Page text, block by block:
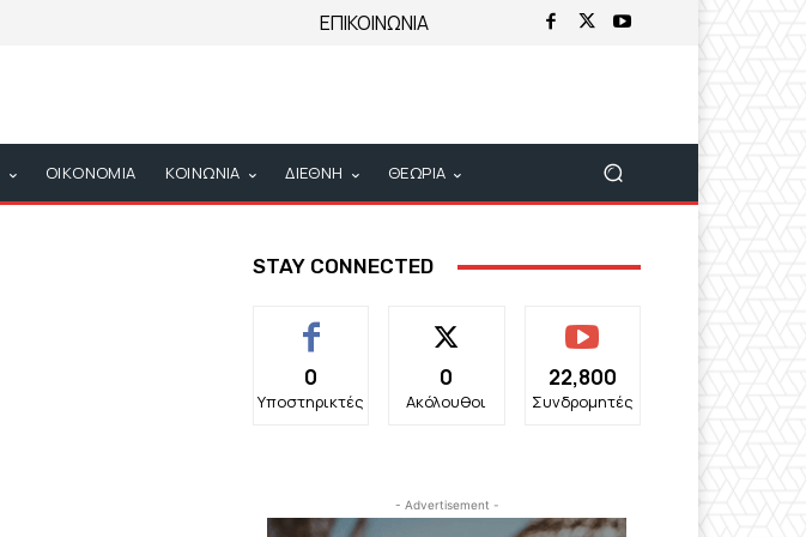
ΕΠΙΚΟΙΝΩΝΙΑ
ΟΙΚΟΝΟΜΙΑ ΚΟΙΝΩΝΙΑ ΔΙΕΘΝΗ ΘΕΩΡΙΑ
STAY CONNECTED
0
Υποστηρικτές
0
Ακόλουθοι
22,800
Συνδρομητές
- Advertisement -